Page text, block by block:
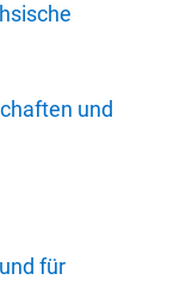
und
für